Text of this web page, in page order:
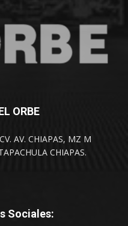
ORBE
AV. CHIAPAS, MZ M
CHIAPAS.
Sociales: